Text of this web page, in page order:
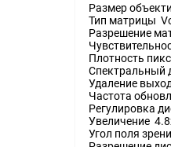
Размер
Тип матрицы
Разрешение
Плотность
Спектральный
Удаление
Частота
Регулировка
Увеличение
Угол поля